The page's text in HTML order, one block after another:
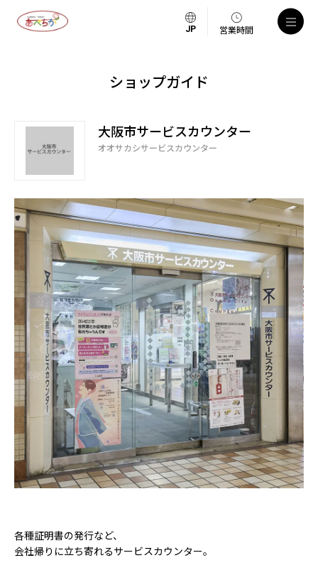
営業時間
ショップガイド
大阪市サービスカウンター
オオサカシサービスカウンター
各種証明書の発行など、
会社帰りに立ち寄れるサービスカウンター。